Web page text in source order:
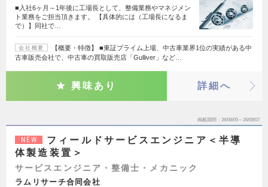
■入社6ヶ月～1年後に工場長として、整備業務やマネジメン
ト業務をご担当頂きます。 【具体的には（工場長になるま
で）】同社で…
会社概要
【概要・特徴】 ■東証プライム上場、中古車業界1位の実績がある中
古車販売会社で、中古車の買取販売店「Gulliver」など…
興味あり 詳細へ
掲載期間 26/08/05～26/09/07
NEW
フィールドサービスエンジニア＜半導
体製造装置＞
サービスエンジニア・整備士・メカニック
ラムリサーチ合同会社